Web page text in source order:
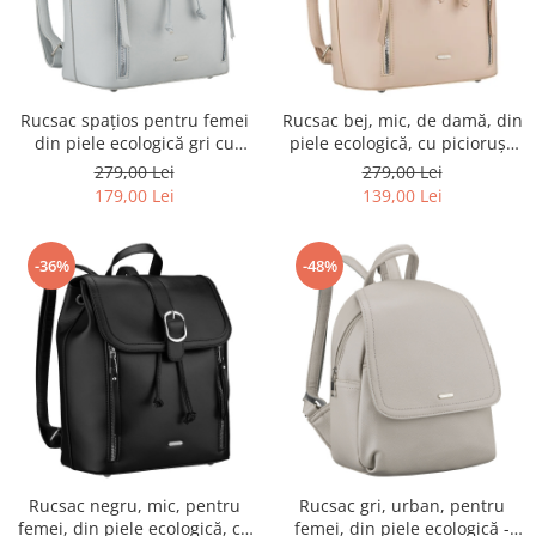
Rucsac spațios pentru femei
din piele ecologică gri cu
piciorușe de protecție -
Rovicky PTR-R-L61409-1968
279,00 Lei
179,00 Lei
Rucsac bej, mic, de damă, din
piele ecologică, cu piciorușe
de protecție - Rovicky PTR-R-
L61409-1951
279,00 Lei
139,00 Lei
-36%
Rucsac negru, mic, pentru
femei, din piele ecologică, cu
-48%
Rucsac gri, urban, pentru
femei, din piele ecologică -